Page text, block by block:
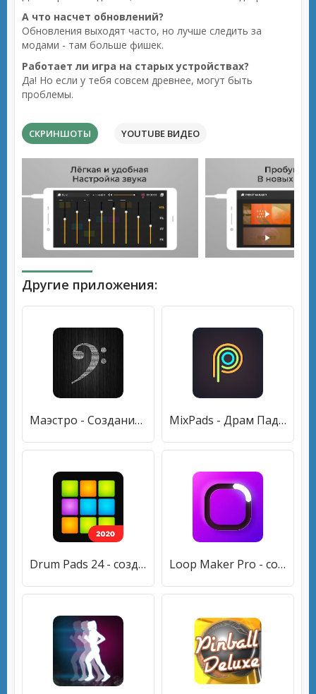
А что насчет обновлений?
Обновления выходят часто, но лучше следить за
модами - там больше фишек.
Работает ли игра на старых устройствах?
Да! Но если у тебя совсем древнее, могут быть
проблемы.
СКРИНШОТЫ YOUTUBE ВИДЕО
Другие приложения:
Маэстро - Создание музыки MixPads - Драм Пад Диджей Создание Музыки
Drum Pads 24 - создание музыки Loop Maker Pro - создание музыки и битов